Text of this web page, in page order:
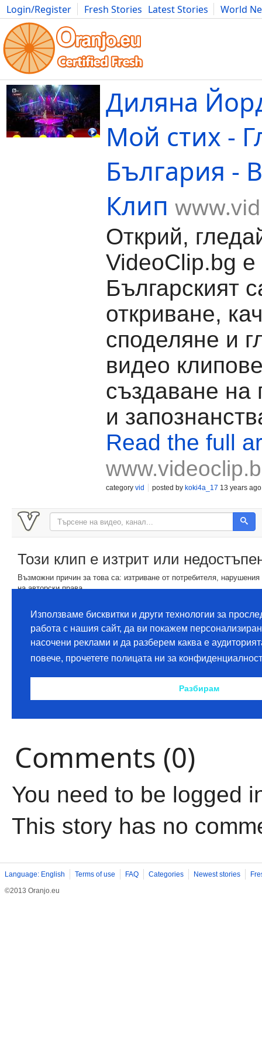
Login/Register Fresh Stories Latest Stories
World
Movies Anime Music Art Cars Advice Science
Диляна
Мой стих -
България -
Клип
Открий,
VideoClip.bg е
Българският
откриване,
споделяне и
видео
създаване на
и
Read the full
category vid posted by koki4a_17 13 years ago
Comments (0)
You need to be logged
This story has no
Language: English Terms of use FAQ Categories Newest stories
©2013 Oranjo.eu